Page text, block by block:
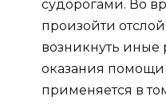
судорогами. Во
произойти
возникнуть иные
оказания
применяется в